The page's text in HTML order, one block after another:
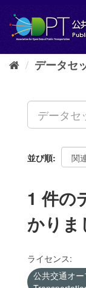
し
データセ
並び順
1 件の
かりま
ライセンス:
公共交通オ